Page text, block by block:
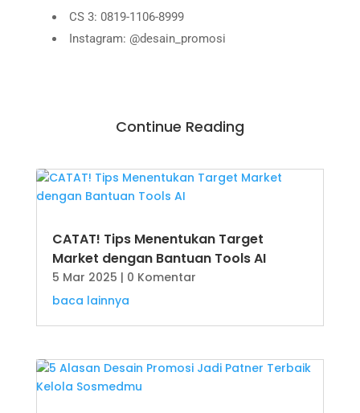
CS 3: 0819-1106-8999
Instagram: @desain_promosi
Continue Reading
CATAT! Tips Menentukan Target
Market dengan Bantuan Tools AI
5 Mar 2025 | 0 Komentar
baca lainnya